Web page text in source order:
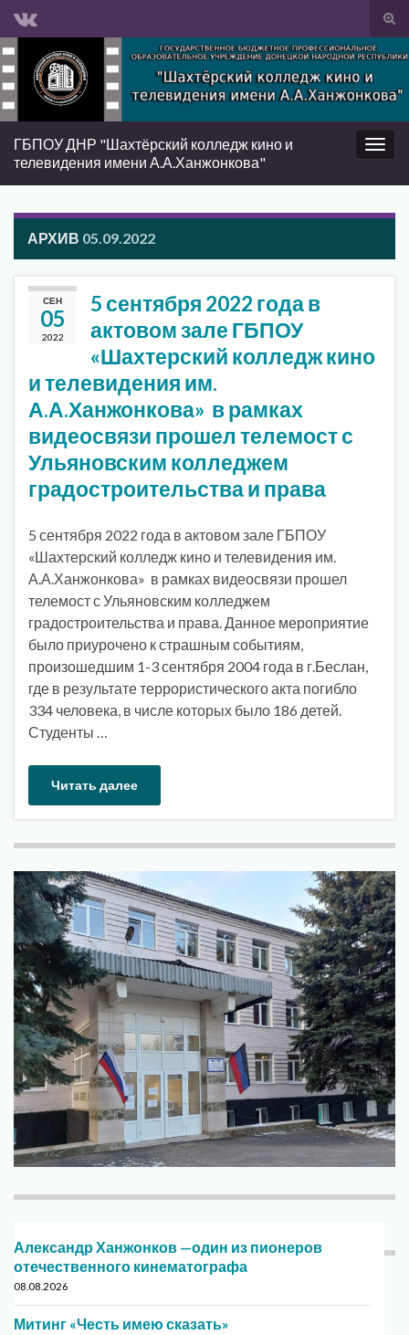
Вкл/
Search for:
Вкл/
ГБПОУ ДНР "Шахтёрский колледж кино и
телевидения имени А.А.Ханжонкова"
АРХИВ 05.09.2022
СЕН
05
2022
5 сентября 2022 года в
актовом зале ГБПОУ
«Шахтерский колледж кино
и телевидения им.
А.А.Ханжонкова» в рамках
видеосвязи прошел телемост с
Ульяновским колледжем
градостроительства и права
5 сентября 2022 года в актовом зале ГБПОУ
«Шахтерский колледж кино и телевидения им.
А.А.Ханжонкова» в рамках видеосвязи прошел
телемост с Ульяновским колледжем
градостроительства и права. Данное мероприятие
было приурочено к страшным событиям,
произошедшим 1-3 сентября 2004 года в г.Беслан,
где в результате террористического акта погибло
334 человека, в числе которых было 186 детей.
Студенты …
Читать далее
Александр Ханжонков —один из пионеров
отечественного кинематографа
08.08.2026
Митинг «Честь имею сказать»